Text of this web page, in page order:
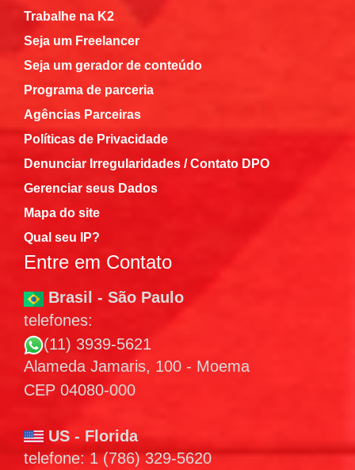
Trabalhe na K2
Seja um Freelancer
Seja um gerador de conteúdo
Programa de parceria
Agências Parceiras
Políticas de Privacidade
Denunciar Irregularidades / Contato DPO
Gerenciar seus Dados
Mapa do site
Qual seu IP?
Entre em Contato
Brasil - São Paulo
telefones:
(11) 3939-5621
Alameda Jamaris, 100 - Moema
CEP 04080-000
US - Florida
telefone: 1 (786) 329-5620